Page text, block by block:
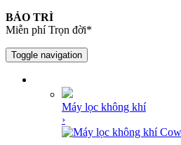
BẢO TRÌ
Miễn phí Trọn đời*
Toggle navigation
Máy lọc không khí
›